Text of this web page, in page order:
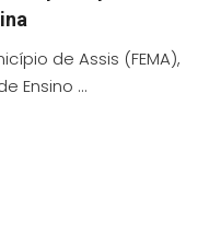
de Assis (FEMA),
Ensino ...